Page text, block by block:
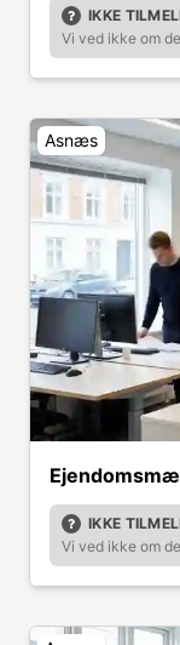
IKKE
Vi ved ikke om
Asnæs
IKKE
Vi ved ikke om